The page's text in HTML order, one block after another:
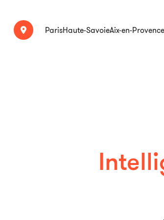
ParisHaute-SavoieAix-en-Provence